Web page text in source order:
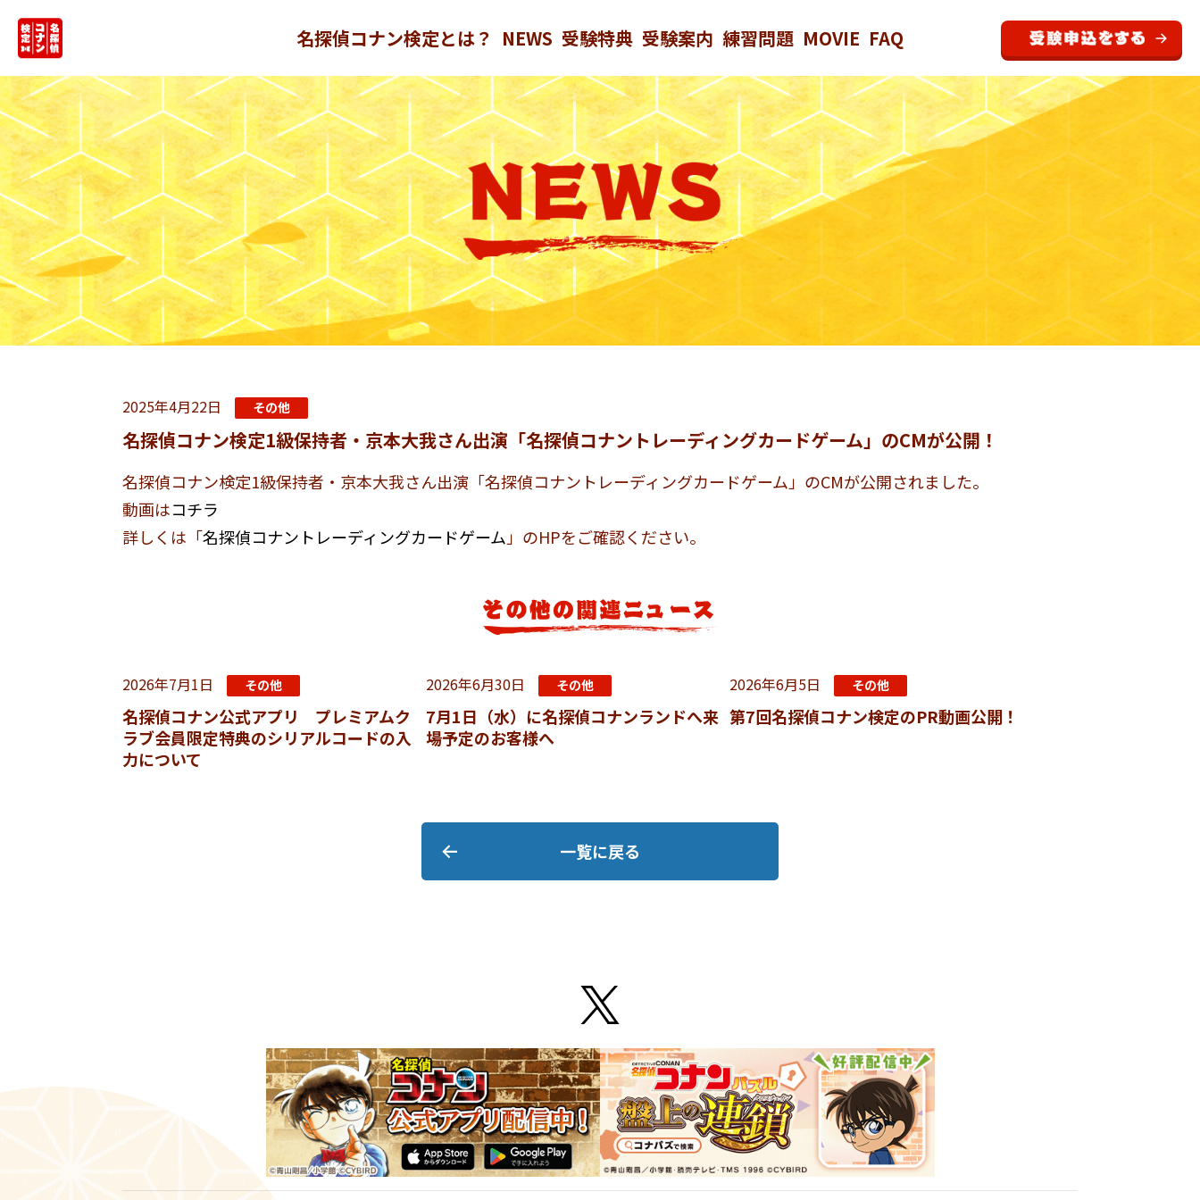
名探偵コナン検定とは？ NEWS 受験特典 受験案内 練習問題 MOVIE FAQ
2025年4月22日 その他
名探偵コナン検定1級保持者・京本大我さん出演「名探偵コナントレーディングカードゲーム」のCMが公開！
名探偵コナン検定1級保持者・京本大我さん出演「名探偵コナントレーディングカードゲーム」のCMが公開されました。
動画はコチラ
詳しくは「名探偵コナントレーディングカードゲーム 」のHPをご確認ください。
2026年7月1日 その他
名探偵コナン公式アプリ プレミアムク
ラブ会員限定特典のシリアルコードの入
力について
2026年6月30日 その他
7月1日（水）に名探偵コナンランドへ来
場予定のお客様へ
2026年6月5日 その他
第7回名探偵コナン検定のPR動画公開！
一覧に戻る